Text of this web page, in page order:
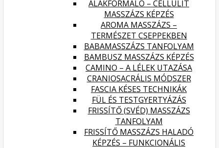
ALAKFORMÁLÓ – CELLULIT
MASSZÁZS KÉPZÉS
AROMA MASSZÁZS –
TERMÉSZET CSEPPEKBEN
BABAMASSZÁZS TANFOLYAM
BAMBUSZ MASSZÁZS KÉPZÉS
CAMINO – A LÉLEK UTAZÁSA
CRANIOSACRÁLIS MÓDSZER
FASCIA KÉSES TECHNIKÁK
FÜL ÉS TESTGYERTYÁZÁS
FRISSÍTŐ (SVÉD) MASSZÁZS
TANFOLYAM
FRISSÍTŐ MASSZÁZS HALADÓ
KÉPZÉS – FUNKCIONÁLIS